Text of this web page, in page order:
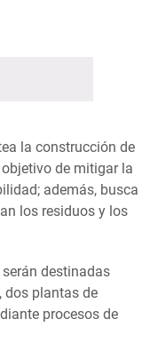
la construcción de
de mitigar la
además, busca
los residuos y los
destinadas
dos plantas de
procesos de